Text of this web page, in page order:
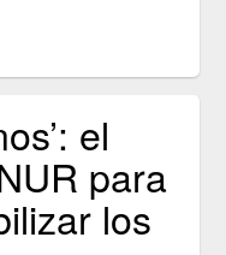
el
para
los